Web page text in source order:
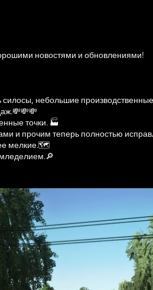
новостями и обновлениями!
небольшие
точки. 🏭️
и прочим теперь полностью
мелкие.🗺️
что разработка карты подходит к
возникнут при тестировании. 😉